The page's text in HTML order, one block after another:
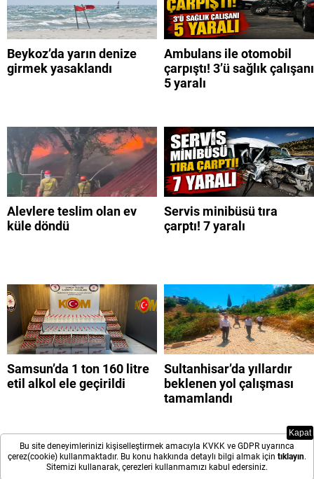
Beykoz’da yarın denize
girmek yasaklandı
Ambulans ile otomobil
çarpıştı! 3’ü sağlık çalışanı
5 yaralı
Alevlere teslim olan ev
küle döndü
Servis minibüsü tıra
çarptı! 7 yaralı
Samsun’da 1 ton 160 litre
etil alkol ele geçirildi
Sultanhisar’da yıllardır
beklenen yol çalışması
tamamlandı
Bu site deneyimlerinizi kişiselleştirmek amacıyla KVKK ve GDPR uyarınca
çerez(cookie) kullanmaktadır. Bu konu hakkında detaylı bilgi almak için tıklayın.
Sitemizi kullanarak, çerezleri kullanmamızı kabul edersiniz.
Kapat